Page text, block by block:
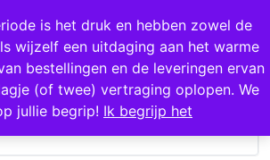
is het druk en hebben zowel de
wijzelf een uitdaging aan het warme
bestellingen en de leveringen ervan
(of twee) vertraging oplopen. We
jullie begrip! Ik begrijp het
1000+ producten op voorraad
0